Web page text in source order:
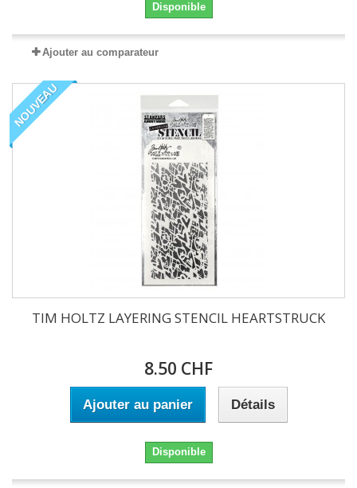
Disponible
Ajouter au comparateur
NOUVEAU
TIM HOLTZ LAYERING STENCIL HEARTSTRUCK
8.50 CHF
Ajouter au panier Détails
Disponible